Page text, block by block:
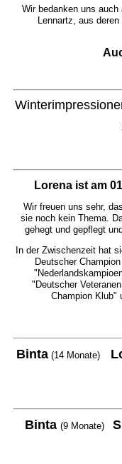
Wir bedanken uns auch
Lennartz, aus
Lorena ist am
Wir freuen uns sehr,
sie noch kein Thema.
gehegt und gepflegt
In der Zwischenzeit hat
Deutscher
"Deutscher
Champion Klub"
Binta(14 Monate)
Binta (9 Monate)